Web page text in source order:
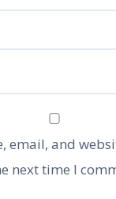
email, and
next time I